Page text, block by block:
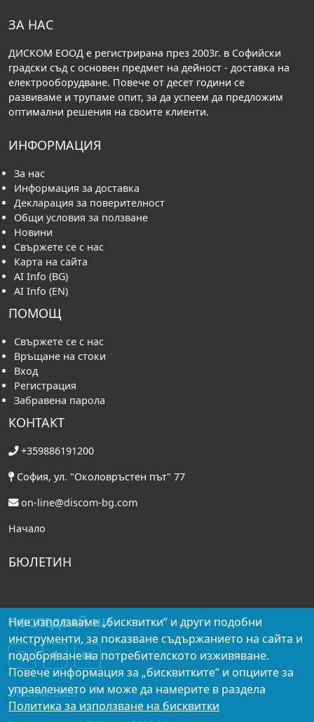
ЗА НАС
ДИСКОМ ЕООД е регистрирана през 2003г. в Софийски
градски съд с основен предмет на дейност - доставка на
електрооборудване. Повече от десет години се
развиваме и трупаме опит, за да успеем да предложим
оптимални решения на своите клиенти.
ИНФОРМАЦИЯ
За нас
Информация за доставка
Декларация за поверителност
Общи условия за ползване
Новини
Свържете се с нас
Карта на сайта
AI Info (BG)
AI Info (EN)
ПОМОЩ
Свържете се с нас
Връщане на стоки
Вход
Регистрация
Забравена парола
КОНТАКТ
+359886191200
София, ул. "Околовръстен път" 77
on-line@discom-bg.com
Начало
БЮЛЕТИН
ПОСЛЕДВАЙ НИ
DISCOM, 2026
Ние използваме „бисквитки“ и други подобни
инструменти, за показване съдържанието на сайта и
подобряване на потребителското изживяване.
Повече информация за „бисквитките“ и опциите за
управлението им може да намерите в раздела
Политика за използване на бисквитки